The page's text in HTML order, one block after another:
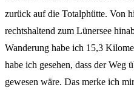
zurück auf die Totalphütte. Von
rechtshaltend zum Lünersee
Wanderung habe ich 15,3
habe ich gesehen, dass der Weg
gewesen wäre. Das merke ich